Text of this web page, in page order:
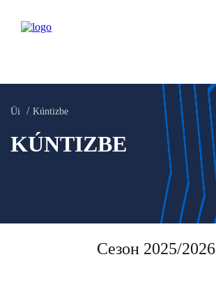
Üi Kúntizbe
KÚNTIZBE
Сезон 2025/2026